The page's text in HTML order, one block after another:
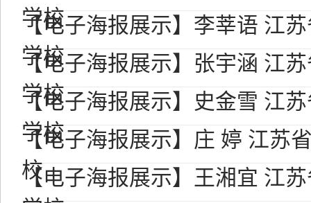
学校
【电子海报展示】李莘语 江
学校
【电子海报展示】张宇涵 江
学校
【电子海报展示】史金雪 江
学校
【电子海报展示】庄 婷 江苏
校
【电子海报展示】王湘宜 江